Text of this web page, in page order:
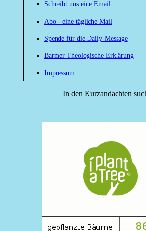
Schreibt uns eine Email
Abo - eine tägliche Mail
Spende für die Daily-Message
Barmer Theologische Erklärung
Impressum
In den Kurzandachten